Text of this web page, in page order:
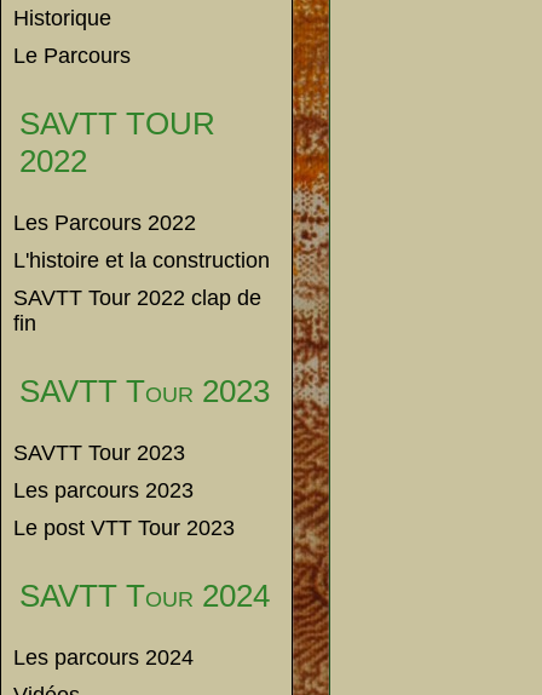
Historique
Le Parcours
SAVTT TOUR
2022
Les Parcours 2022
L'histoire et la construction
SAVTT Tour 2022 clap de
fin
SAVTT Tour 2023
SAVTT Tour 2023
Les parcours 2023
Le post VTT Tour 2023
SAVTT Tour 2024
Les parcours 2024